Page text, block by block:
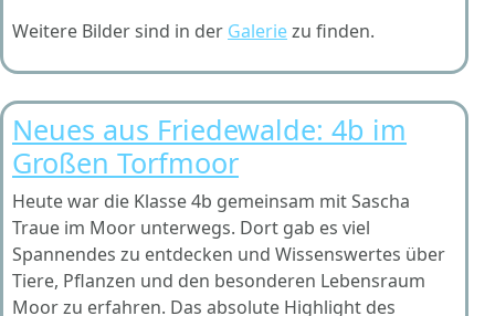
Weitere Bilder sind in der Galeriezu finden.
Neues aus Friedewalde: 4b im
Großen Torfmoor
Heute war die Klasse 4b gemeinsam mit Sascha
Traue im Moor unterwegs. Dort gab es viel
Spannendes zu entdecken und Wissenswertes über
Tiere, Pflanzen und den besonderen Lebensraum
Moor zu erfahren. Das absolute Highlight des